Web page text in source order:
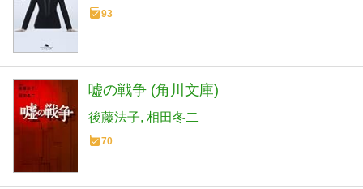
93
嘘の戦争 (角川文庫)
後藤法子 相田冬二
70